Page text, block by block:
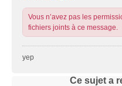
Vous n’avez pas les
fichiers joints à ce message.
yep
Ce sujet a